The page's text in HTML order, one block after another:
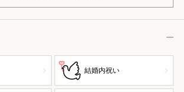
結婚内祝い